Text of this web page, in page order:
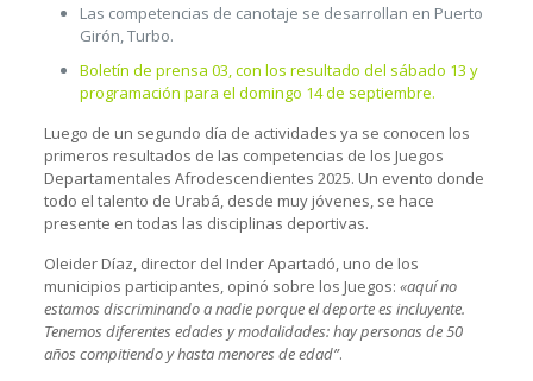
Las competencias de canotaje se desarrollan en Puerto
Girón, Turbo.
Boletín de prensa 03, con los resultado del sábado 13 y
programación para el domingo 14 de septiembre.
Luego de un segundo día de actividades ya se conocen los
primeros resultados de las competencias de los Juegos
Departamentales Afrodescendientes 2025. Un evento donde
todo el talento de Urabá, desde muy jóvenes, se hace
presente en todas las disciplinas deportivas.
Oleider Díaz, director del Inder Apartadó, uno de los
municipios participantes, opinó sobre los Juegos: «aquí no
estamos discriminando a nadie porque el deporte es incluyente.
Tenemos diferentes edades y modalidades: hay personas de 50
años compitiendo y hasta menores de edad”.